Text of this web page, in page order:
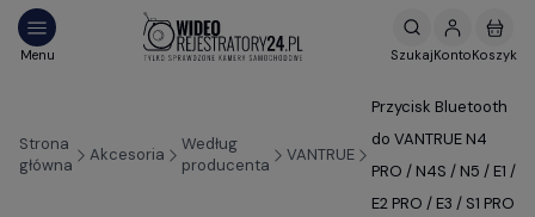
Strona
główna
Akcesoria
Według
producenta
VANTRUE
Przycisk Bluetooth
do VANTRUE N4
PRO / N4S / N5 / E1 /
E2 PRO / E3 / S1 PRO